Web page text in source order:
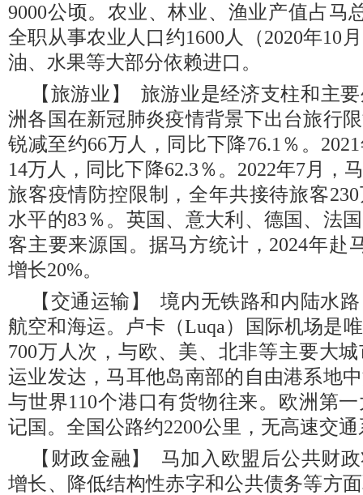
9000公顷。农业、林业、渔业产值占马
全职从事农业人口约1600人（2020年10
油、水果等大部分依赖进口。
【旅游业】 旅游业是经济支柱和主
洲各国在新冠肺炎疫情背景下出台旅行
锐减至约66万人，同比下降76.1％。
14万人，同比下降62.3％。2022年7月，
旅客疫情防控限制，全年共接待旅客
水平的83％。英国、意大利、德国、法
客主要来源国。据马方统计，2024年赴
增长20%。
【交通运输】 境内无铁路和内陆水
航空和海运。卢卡（Luqa）国际机场是
700万人次，与欧、美、北非等主要大
运业发达，马耳他岛南部的自由港系地
与世界110个港口有货物往来。欧洲第
记国。全国公路约2200公里，无高速交
【财政金融】 马加入欧盟后公共财
增长、降低结构性赤字和公共债务等方